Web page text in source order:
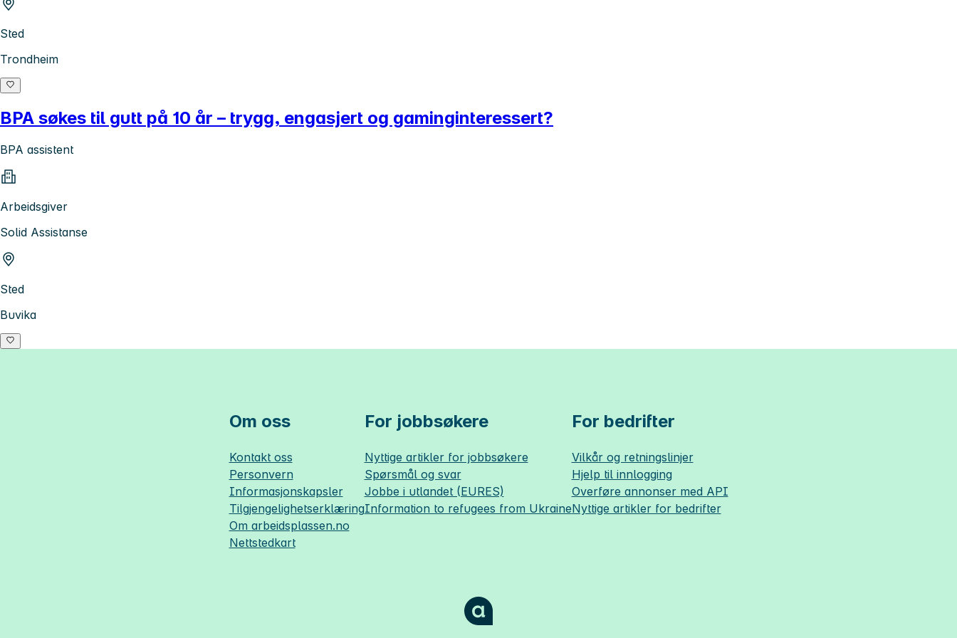
Sted
Trondheim
BPA søkes til gutt på 10 år – trygg, engasjert og gaminginteressert?
BPA assistent
Arbeidsgiver
Solid Assistanse
Sted
Buvika
Om oss
Kontakt oss
Personvern
Informasjonskapsler
Tilgjengelighetserklæring
Om arbeidsplassen.no
Nettstedkart
For jobbsøkere
Nyttige artikler for jobbsøkere
Spørsmål og svar
Jobbe i utlandet (EURES)
Information to refugees from Ukraine
For bedrifter
Vilkår og retningslinjer
Hjelp til innlogging
Overføre annonser med API
Nyttige artikler for bedrifter